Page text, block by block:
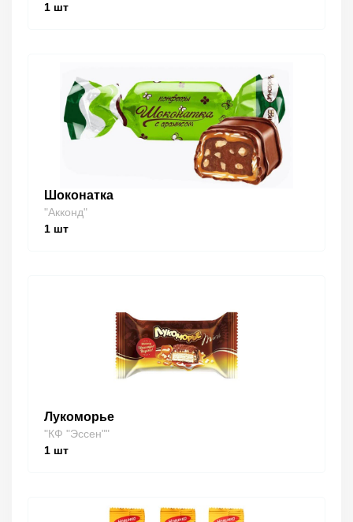
1 шт
Шоконатка
"Акконд"
1 шт
Лукоморье
"КФ "Эссен""
1 шт